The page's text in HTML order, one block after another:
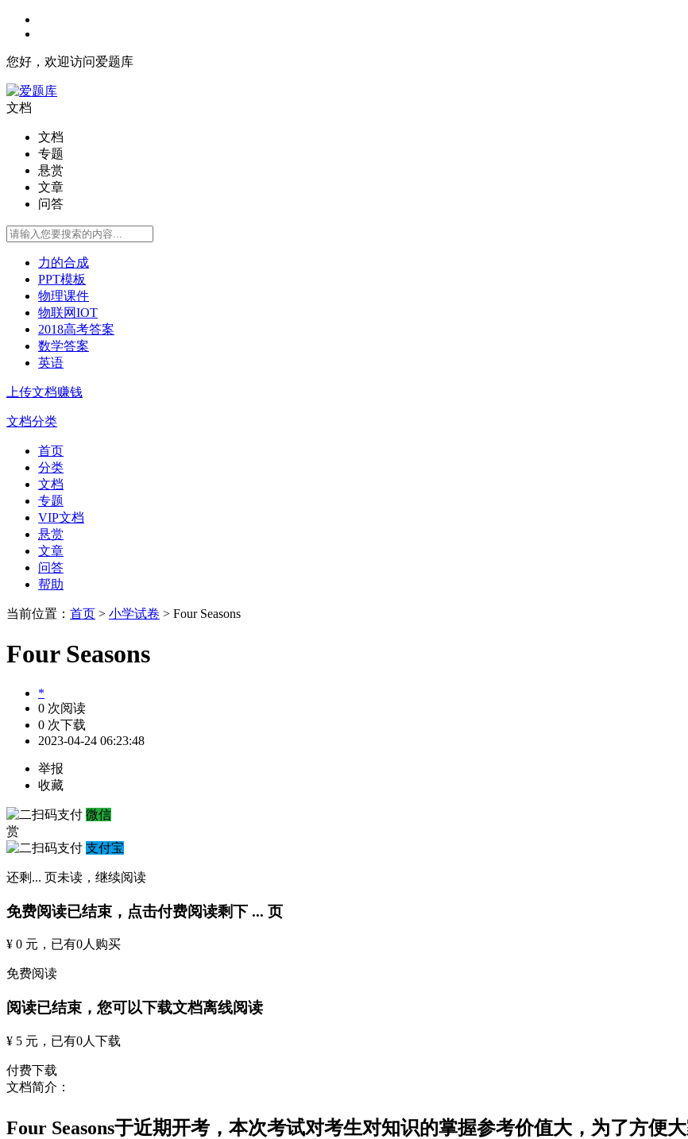
您好，欢迎访问爱题库
文档
文档
专题
悬赏
文章
问答
力的合成
PPT模板
物理课件
物联网IOT
2018高考答案
数学答案
英语
上传文档赚钱
文档分类
首页
分类
文档
专题
VIP文档
悬赏
文章
问答
帮助
当前位置： 首页 > 小学试卷 > Four Seasons
Four Seasons
*
0 次阅读
0 次下载
2023-04-24 06:23:48
举报
收藏
微信
赏
支付宝
还剩 ... 页未读， 继续阅读
免费阅读已结束，点击付费阅读剩下 ... 页
¥ 0 元 ，已有0人购买
免费阅读
阅读已结束，您可以下载文档离线阅读
¥ 5 元 ，已有0人下载
付费下载
文档简介：
Four Seasons于近期开考，本次考试对考生对知识的掌握参考价值大，为了方便